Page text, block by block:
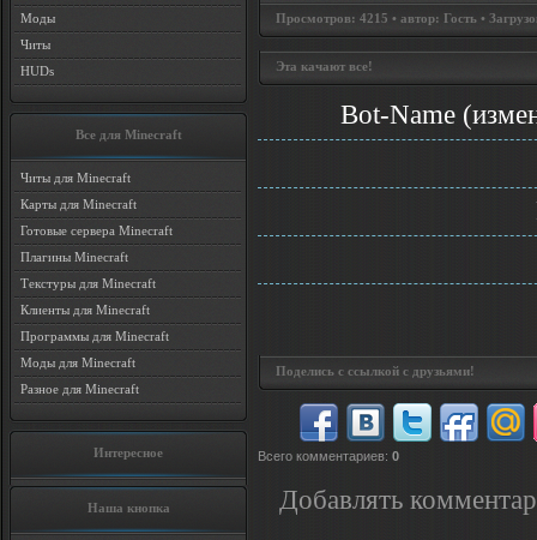
Моды
Читы
HUDs
Все для Minecraft
Читы для Minecraft
Карты для Minecraft
Готовые сервера Minecraft
Плагины Minecraft
Текстуры для Minecraft
Клиенты для Minecraft
Программы для Minecraft
Моды для Minecraft
Разное для Minecraft
Интересное
Наша кнопка
Просмотров: 4215 • автор: Гость •
Эта качают все!
Bot-Name
Поделись с ссылкой с друзьями!
Всего комментариев: 0
Добавлять